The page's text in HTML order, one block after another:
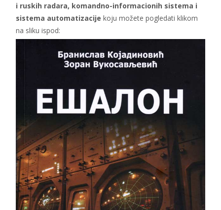
i ruskih radara, komandno-informacionih sistema i
sistema automatizacije koju možete pogledati klikom
na sliku ispod: